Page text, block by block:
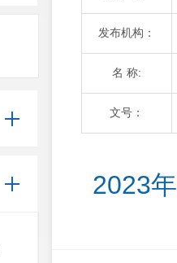
发布机构：
名 称:
文号：
2023